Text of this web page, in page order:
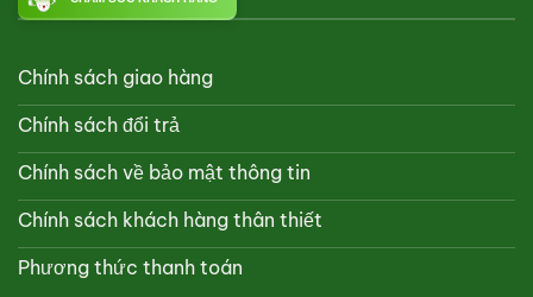
Chính sách giao hàng
Chính sách đổi trả
Chính sách về bảo mật thông tin
Chính sách khách hàng thân thiết
Phương thức thanh toán